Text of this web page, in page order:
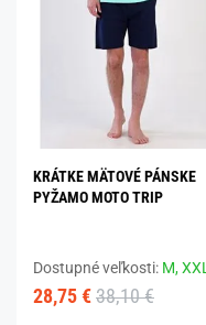
KRÁTKE MÄTOVÉ PÁNSKE
PYŽAMO MOTO TRIP
Dostupné veľkosti: M,XXL
28,75 € 38,10 €